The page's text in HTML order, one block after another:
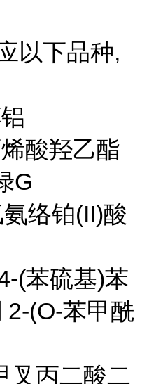
以下品种,
酸羟乙酯
G
络铂(II)酸
(苯硫基)苯
2-(O-苯甲酰
叉丙二酸二